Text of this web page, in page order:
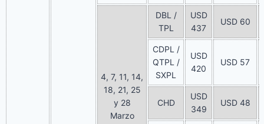
4, 7, 11, 14,
18, 21, 25
y 28
Marzo
DBL /
TPL
USD
437
USD 60
CDPL /
QTPL /
SXPL
USD
420
USD 57
CHD
USD
349
USD 48